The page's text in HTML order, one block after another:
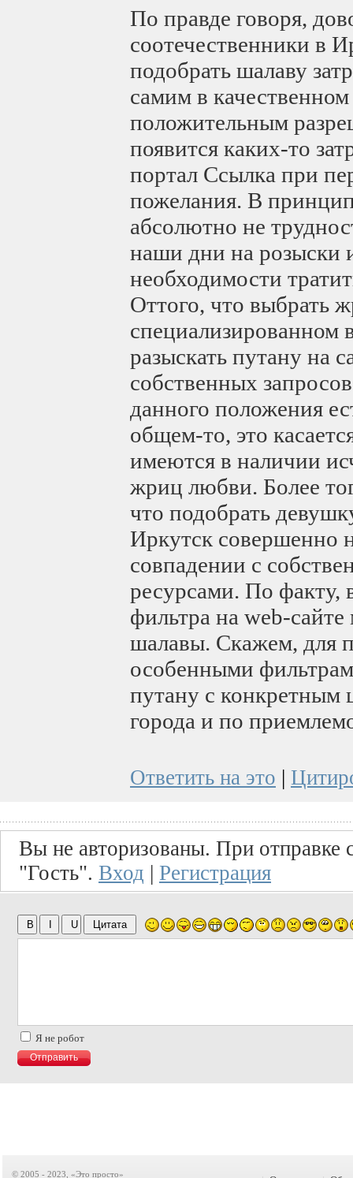
По правде говоря,
соотечественники в
подобрать шалаву
самим в
положительным
появится каких-то
портал Ссылка при
пожелания. В
абсолютно не
наши дни на розыски
необходимости
Оттого, что выбрать
специализированном
разыскать путану на
собственных
данного положения
общем-то, это
имеются в наличии
жриц любви. Более
что подобрать
Иркутск совершенно
совпадении с
ресурсами. По факту,
фильтра на web-
шалавы. Скажем, для
особенными
путану с конкретным
города и по
Ответить на это |
Вы не авторизованы. При отправке
"Гость". Вход | Регистрация
Я не робот
© 2005 - 2023, «Это просто»